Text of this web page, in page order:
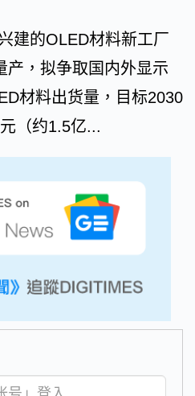
建的OLED材料新工厂
产，拟争取国内外显示
材料出货量，目标2030
（约1.5亿...